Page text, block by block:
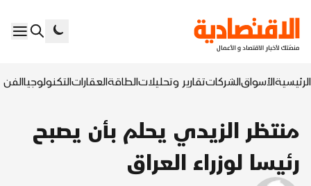
الرئيسيةالأسواقالشركاتتقارير وتحليلاتالطاقةالعقاراتالتكنولوجياالفن
منتظر الزيدي يحلم بأن يصبح
رئيسا لوزراء العراق